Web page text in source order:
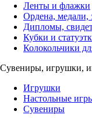
Ленты и флажки
Ордена, медали,
Дипломы,
Кубки и
Колокольчики
Сувениры, игрушки,
Игрушки
Настольные
Сувениры